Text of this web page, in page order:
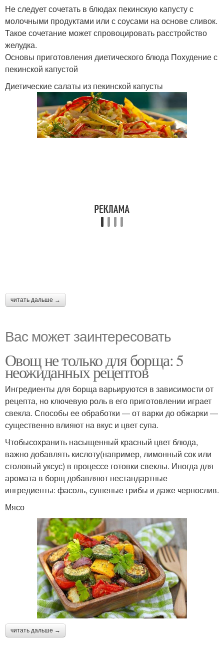
Не следует сочетать в блюдах пекинскую капусту с
молочными продуктами или с соусами на основе сливок.
Такое сочетание может спровоцировать расстройство
желудка.
Основы приготовления диетического блюда Похудение с
пекинской капустой
Диетические салаты из пекинской капусты
читать дальше →
Вас может заинтересовать
Овощ не только для борща: 5
неожиданных рецептов
Ингредиенты для борща варьируются в зависимости от
рецепта, но ключевую роль в его приготовлении играет
свекла. Способы ее обработки — от варки до обжарки —
существенно влияют на вкус и цвет супа.
Чтобысохранить насыщенный красный цвет блюда,
важно добавлять кислоту(например, лимонный сок или
столовый уксус) в процессе готовки свеклы. Иногда для
аромата в борщ добавляют нестандартные
ингредиенты: фасоль, сушеные грибы и даже чернослив.
Мясо
читать дальше →